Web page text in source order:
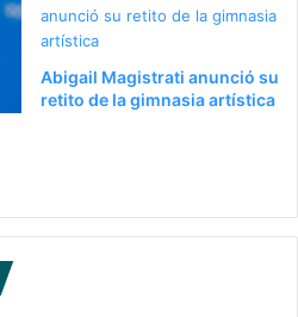
Abigail Magistrati anunció su
retito de la gimnasia artística